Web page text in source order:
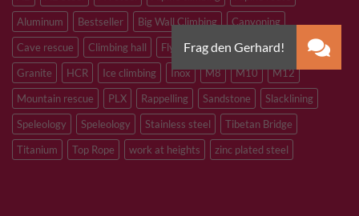
Aluminum
Bestseller Big Wall Climbing
Canyoning
Cave rescue
Climbing hall Flying Fox
Glacier travelling
Granite
HCR Ice climbing Inox M8 M10
M12
Mountain rescue
PLX Rappelling Sandstone
Slacklining
Speleology
Speleology Stainless steel
Tibetan Bridge
Titanium
Top Rope work at heights zinc plated steel